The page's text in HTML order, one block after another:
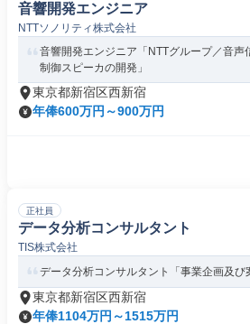
音響開発エンジニア
NTTソノリティ株式会社
音響開発エンジニア「NTTグループ／音声
制御スピーカの開発」
東京都新宿区西新宿
年俸600万円～900万円
正社員
データ分析コンサルタント
TIS株式会社
データ分析コンサルタント「事業企画及び
東京都新宿区西新宿
年俸1104万円～1515万円